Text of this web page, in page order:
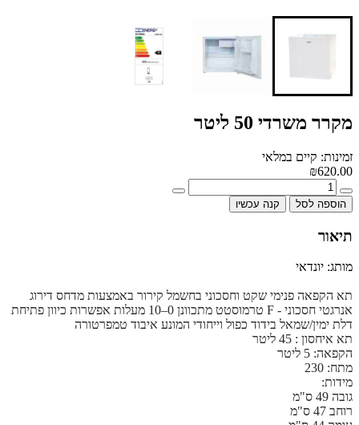
מקרר משרדי 50 ליטר
זמינות: קיים במלאי
₪620.00
הוספה לסל קנה עכשיו
תיאור
מותג: יונדאי
תא הקפאה פנימי שקט וחסכוני בחשמל קירור באמצעות מדחס דירוג
אנרגטי חסכוני - F טרמוסטט מתכוונן 0–10 מעלות אפשרות כיוון פתיחת
דלת ימין/שמאל בידוד כפול וייחודי המונע איבוד טמפרטורה
תא איחסון : 45 ליטר
הקפאה: 5 ליטר
מתח: 230
מידות:
גובה 49 ס"מ
רוחב 47 ס"מ